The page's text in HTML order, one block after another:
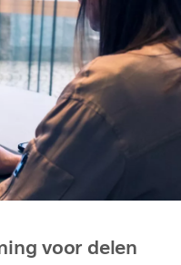
voor delen